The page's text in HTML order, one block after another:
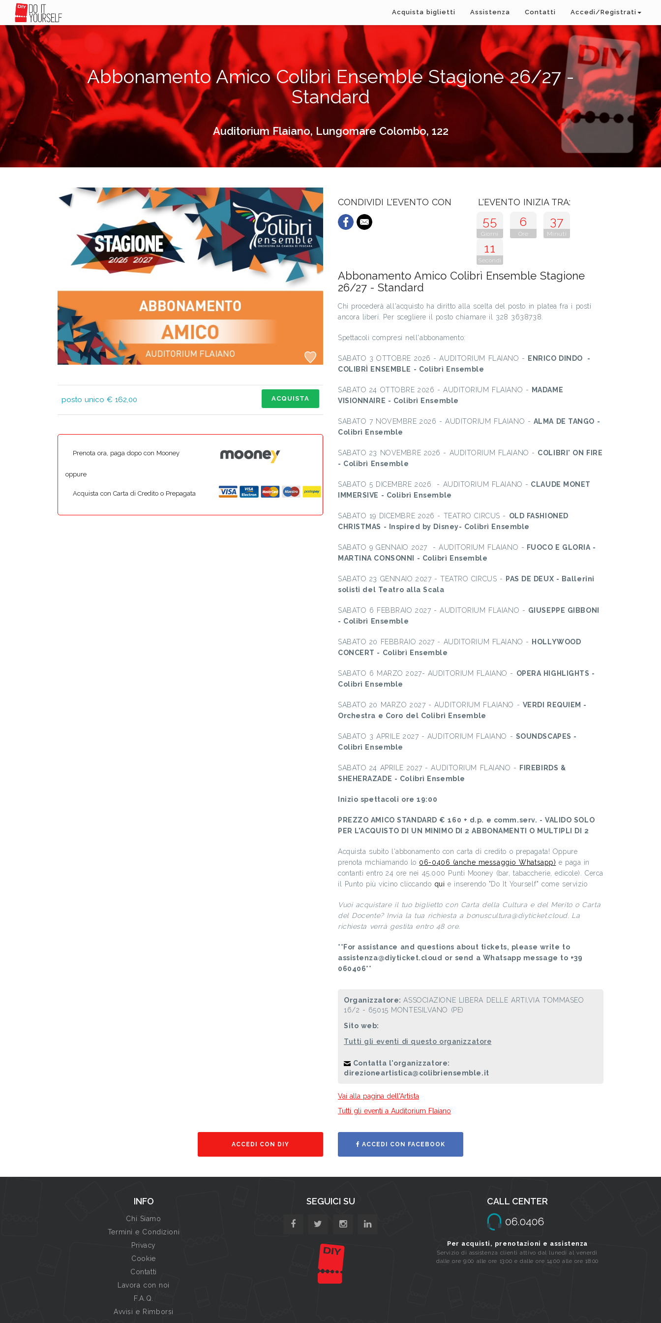
Acquista biglietti Assistenza Contatti Accedi/Registrati
Abbonamento Amico Colibrì Ensemble Stagione 26/27 -
Standard
Auditorium Flaiano, Lungomare Colombo, 122
posto unico € 162,00 ACQUISTA
Prenota ora, paga dopo con Mooney
oppure
Acquista con Carta di Credito o Prepagata
CONDIVIDI L'EVENTO CON L'EVENTO INIZIA TRA:
55
Giorni
6
Ore
37
Minuti
9
Secondi
Abbonamento Amico Colibrì Ensemble Stagione
26/27 - Standard
Chi procederà all'acquisto ha diritto alla scelta del posto in platea fra i posti
ancora liberi. Per scegliere il posto chiamare il 328 3638738.
Spettacoli compresi nell'abbonamento:
SABATO 3 OTTOBRE 2026 - AUDITORIUM FLAIANO -
ENRICO DINDO -
COLIBRÌ ENSEMBLE - Colibrì Ensemble
SABATO 24 OTTOBRE 2026 - AUDITORIUM FLAIANO -
MADAME
VISIONNAIRE - Colibrì Ensemble
SABATO 7 NOVEMBRE 2026 - AUDITORIUM FLAIANO - ALMA DE TANGO -
Colibrì Ensemble
SABATO 23 NOVEMBRE 2026 - AUDITORIUM FLAIANO - COLIBRI' ON FIRE
- Colibrì Ensemble
SABATO 5 DICEMBRE 2026 - AUDITORIUM FLAIANO - CLAUDE MONET
IMMERSIVE - Colibrì Ensemble
SABATO 19 DICEMBRE 2026 - TEATRO CIRCUS - OLD FASHIONED
CHRISTMAS - Inspired by Disney- Colibrì Ensemble
SABATO 9 GENNAIO 2027 - AUDITORIUM FLAIANO - FUOCO E GLORIA -
MARTINA CONSONNI - Colibrì Ensemble
SABATO 23 GENNAIO 2027 - TEATRO CIRCUS -
PAS DE DEUX - Ballerini
solisti del Teatro alla Scala
SABATO 6 FEBBRAIO 2027 - AUDITORIUM FLAIANO - GIUSEPPE GIBBONI
- Colibrì Ensemble
SABATO 20 FEBBRAIO 2027 - AUDITORIUM FLAIANO -
HOLLYWOOD
CONCERT - Colibrì Ensemble
SABATO 6 MARZO 2027- AUDITORIUM FLAIANO - OPERA HIGHLIGHTS -
Colibrì Ensemble
SABATO 20 MARZO 2027 - AUDITORIUM FLAIANO - VERDI REQUIEM -
Orchestra e Coro del Colibrì Ensemble
SABATO 3 APRILE 2027 - AUDITORIUM FLAIANO - SOUNDSCAPES -
Colibrì Ensemble
SABATO 24 APRILE 2027 - AUDITORIUM FLAIANO -
FIREBIRDS &
SHEHERAZADE - Colibrì Ensemble
Inizio spettacoli ore 19:00
PREZZO AMICO STANDARD € 160 + d.p. e comm.serv. - VALIDO SOLO
PER L'ACQUISTO DI UN MINIMO DI 2 ABBONAMENTI O MULTIPLI DI 2
Acquista subito l'abbonamento con carta di credito o prepagata! Oppure
prenota mchiamando lo 06-0406 (anche messaggio Whatsapp) e paga in
contanti entro 24 ore nei 45.000 Punti Mooney (bar, tabaccherie, edicole). Cerca
il Punto più vicino cliccando qui e inserendo "Do It Yourself" come servizio
Vuoi acquistare il tuo biglietto con Carta della Cultura e del Merito o Carta
del Docente? Invia la tua richiesta a bonuscultura@diyticket.cloud. La
richiesta verrà gestita entro 48 ore.
**For assistance and questions about tickets, please write to
assistenza@diyticket.cloud or send a Whatsapp message to +39
060406**
Organizzatore:ASSOCIAZIONE LIBERA DELLE ARTI,VIA TOMMASEO
16/2 - 65015 MONTESILVANO (PE)
Sito web:
Tutti gli eventi di questo organizzatore
Contatta l'organizzatore:
direzioneartistica@colibriensemble.it
Vai alla pagina dell'Artista
Tutti gli eventi a Auditorium Flaiano
ACCEDI CON DIY ACCEDI CON FACEBOOK
INFO
Chi Siamo
Termini e Condizioni
Privacy
Cookie
Contatti
Lavora con noi
F.A.Q.
Avvisi e Rimborsi
SEGUICI SU CALL CENTER
Per acquisti, prenotazioni e assistenza
Servizio di assistenza clienti attivo dal lunedi al venerdi
dalle ore 9:00 alle ore 13:00 e dalle ore 14:00 alle ore 18:00